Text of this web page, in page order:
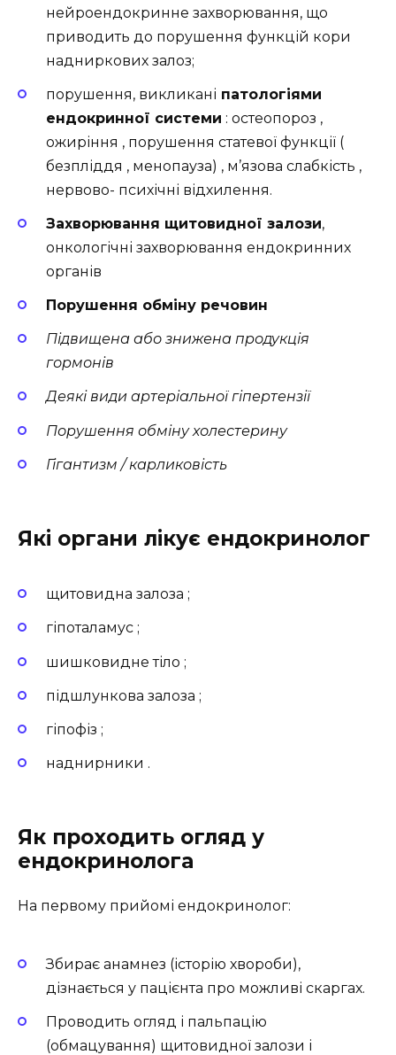
нейроендокринне захворювання, що
приводить до порушення функцій кори
надниркових залоз;
порушення, викликані патологіями
ендокринної системи : остеопороз ,
ожиріння , порушення статевої функції (
безпліддя , менопауза) , м’язова слабкість ,
нервово- психічні відхилення.
Захворювання щитовидної залози,
онкологічні захворювання ендокринних
органів
Порушення обміну речовин
Підвищена або знижена продукція
гормонів
Деякі види артеріальної гіпертензії
Порушення обміну холестерину
Гігантизм / карликовість
Які органи лікує ендокринолог
щитовидна залоза ;
гіпоталамус ;
шишковидне тіло ;
підшлункова залоза ;
гіпофіз ;
наднирники .
Як проходить огляд у
ендокринолога
На первому прийомі ендокринолог:
Збирає анамнез (історію хвороби),
дізнається у пацієнта про можливі скаргах.
Проводить огляд і пальпацію
(обмацування) щитовидної залози і